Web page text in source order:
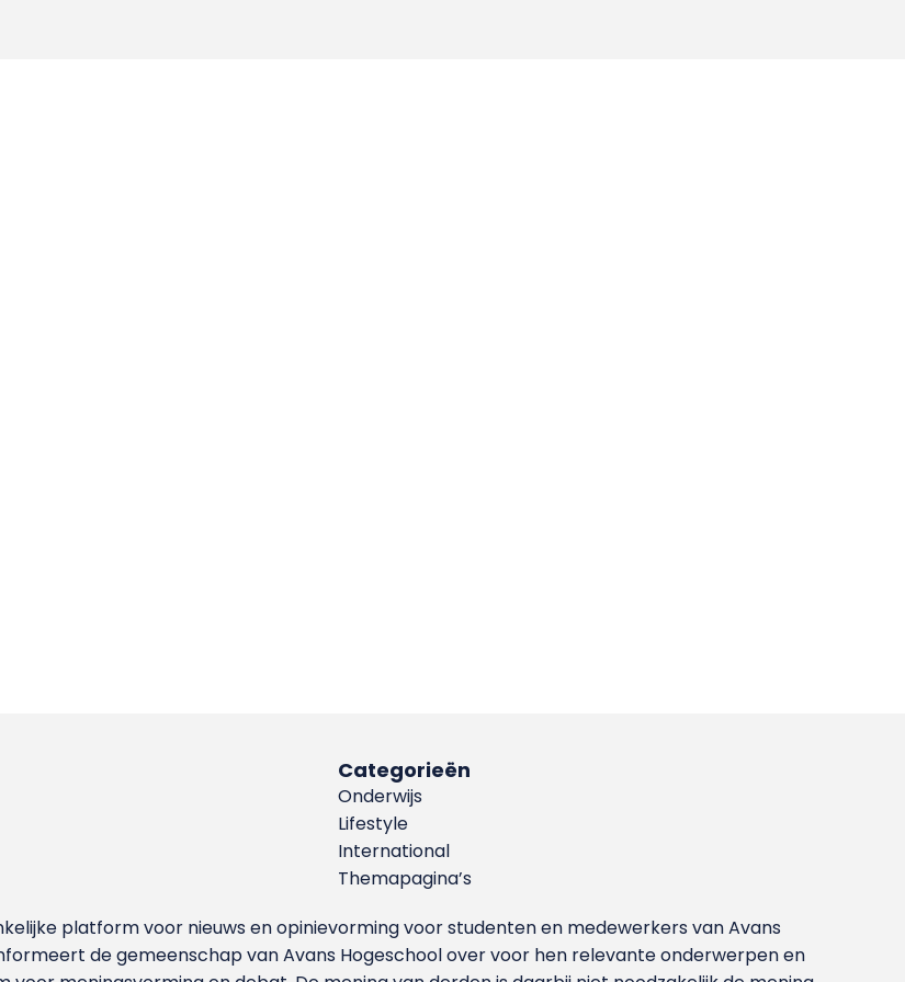
Categorieën
Onderwijs
Lifestyle
International
Themapagina’s
platform voor nieuws en opinievorming voor studenten en medewerkers van Avans
de gemeenschap van Avans Hogeschool over voor hen relevante onderwerpen en